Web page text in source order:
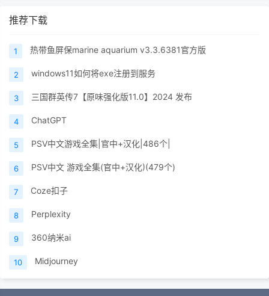
推荐下载
1 热带鱼屏保marine aquarium v3.3.6381官方版
2 windows11如何将exe注册到服务
3 三国群英传7【原味强化版11.0】2024 发布
4 ChatGPT
5 PSV中文游戏全集|官中+汉化|486个|
6 PSV中文 游戏全集(官中+汉化)(479个)
7 Coze扣子
8 Perplexity
9 360纳米ai
10 Midjourney